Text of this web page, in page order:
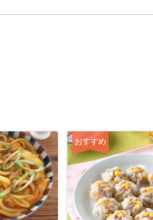
おすすめ